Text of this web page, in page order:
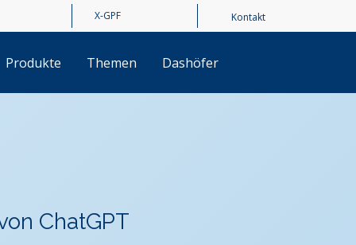
Kontakt
Produkte Themen Dashöfer
ChatGPT